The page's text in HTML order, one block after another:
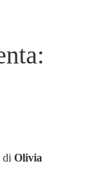
di Olivia